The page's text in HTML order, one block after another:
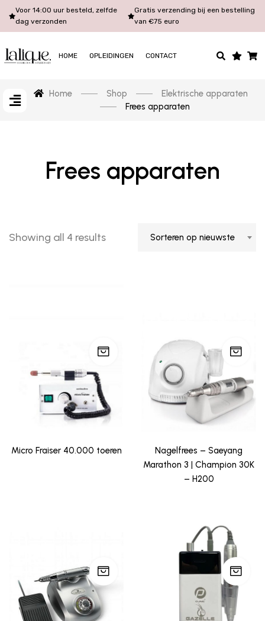
Voor 14:00 uur besteld, zelfde
dag verzonden
Gratis verzending bij een bestelling
van €75 euro
HOME OPLEIDINGEN CONTACT
Home Shop
Elektrische apparaten
Frees apparaten
Frees apparaten
Showing all 4 results Sorteren op nieuwste
Micro Fraiser 40.000 toeren
Nagelfrees – Saeyang
Marathon 3 | Champion 30K
– H200